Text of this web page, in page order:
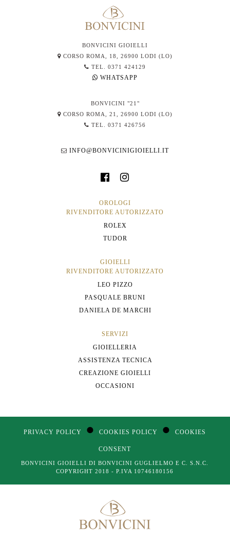
BONVICINI GIOIELLI
CORSO ROMA, 18, 26900 LODI (LO)
TEL. 0371 424129
WHATSAPP
BONVICINI "21"
CORSO ROMA, 21, 26900 LODI (LO)
TEL. 0371 426756
INFO@BONVICINIGIOIELLI.IT
OROLOGI
RIVENDITORE AUTORIZZATO
ROLEX
TUDOR
GIOIELLI
RIVENDITORE AUTORIZZATO
LEO PIZZO
PASQUALE BRUNI
DANIELA DE MARCHI
SERVIZI
GIOIELLERIA
ASSISTENZA TECNICA
CREAZIONE GIOIELLI
OCCASIONI
PRIVACY POLICY ●COOKIES POLICY ●COOKIES
CONSENT
BONVICINI GIOIELLI DI BONVICINI GUGLIELMO E C. S.N.C.
COPYRIGHT 2018 - P.IVA 10746180156